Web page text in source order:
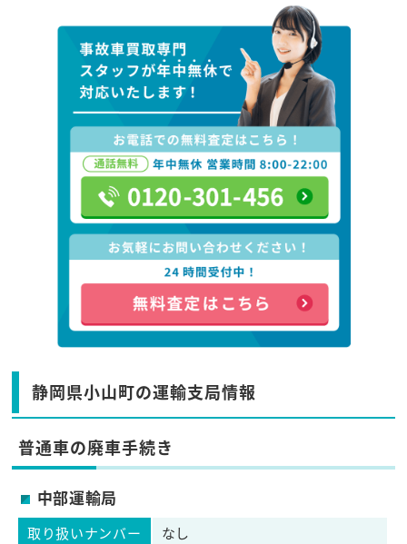
静岡県小山町の運輸支局情報
普通車の廃車手続き
中部運輸局
取り扱いナンバー なし